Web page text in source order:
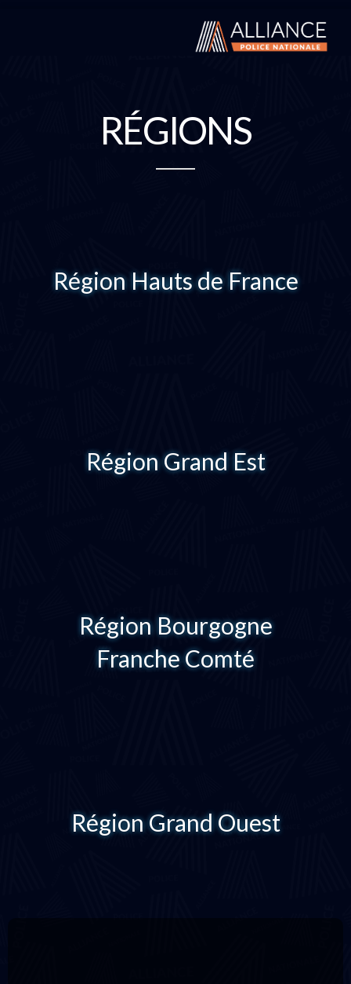
RÉGIONS
Région Hauts de France
Région Grand Est
Région Bourgogne
Franche Comté
Région Grand Ouest